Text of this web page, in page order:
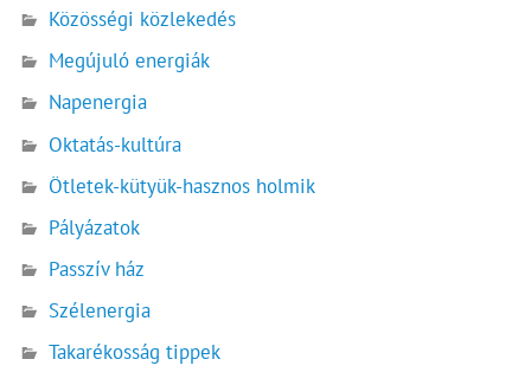
Közösségi közlekedés
Megújuló energiák
Napenergia
Oktatás-kultúra
Ötletek-kütyük-hasznos holmik
Pályázatok
Passzív ház
Szélenergia
Takarékosság tippek